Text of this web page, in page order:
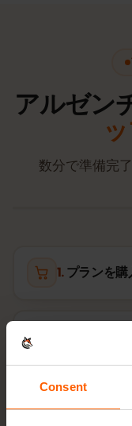
Consent
アルゼン
数分で準備完
プランを購